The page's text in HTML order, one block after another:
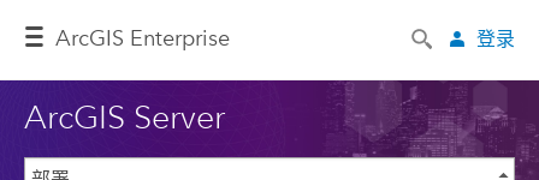
ArcGIS Enterprise 登录
ArcGIS Server